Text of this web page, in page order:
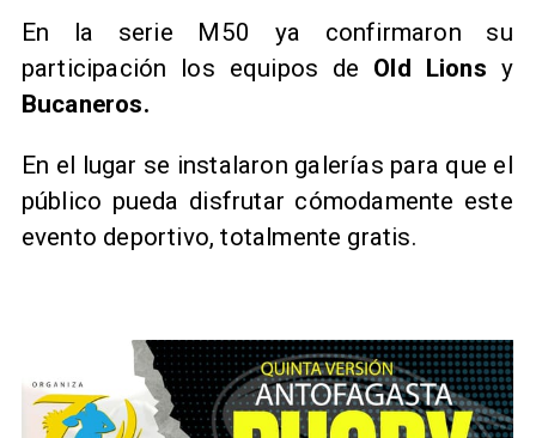
En la serie M50 ya confirmaron su
participación los equipos de Old Lions y
Bucaneros.
En el lugar se instalaron galerías para que el
público pueda disfrutar cómodamente este
evento deportivo, totalmente gratis.